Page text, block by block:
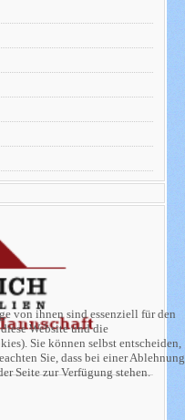
von ihnen sind essenziell für den
Website und die
Sie können selbst entscheiden,
Sie, dass bei einer Ablehnung
Seite zur Verfügung stehen.